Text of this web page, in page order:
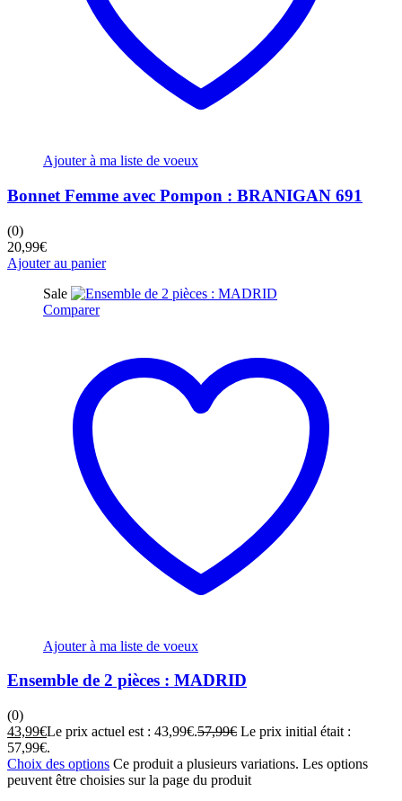
Ajouter à ma liste de voeux
Bonnet Femme avec Pompon : BRANIGAN 691
(0)
20,99€
Ajouter au panier
Sale
Comparer
Ajouter à ma liste de voeux
Ensemble de 2 pièces : MADRID
(0)
43,99€Le prix actuel est : 43,99€.57,99€ Le prix initial était :
57,99€.
Choix des options Ce produit a plusieurs variations. Les options
peuvent être choisies sur la page du produit